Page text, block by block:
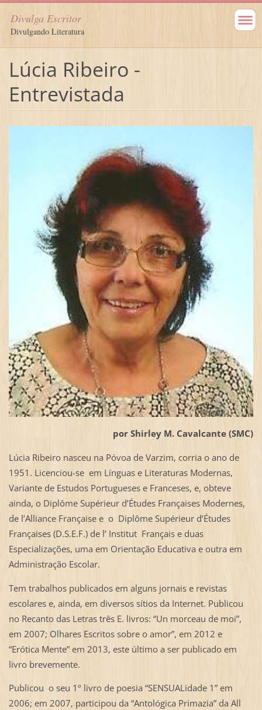
Divulga Escritor
Divulgando Literatura
Lúcia Ribeiro -
Entrevistada
por Shirley M. Cavalcante (SMC)
Lúcia Ribeiro nasceu na Póvoa de Varzim, corria o ano de
1951. Licenciou-se em Línguas e Literaturas Modernas,
Variante de Estudos Portugueses e Franceses, e, obteve
ainda, o Diplôme Supérieur d’Études Françaises Modernes,
de l’Alliance Française e o Diplôme Supérieur d’Études
Françaises (D.S.E.F.) de l’ Institut Français e duas
Especializações, uma em Orientação Educativa e outra em
Administração Escolar.
Tem trabalhos publicados em alguns jornais e revistas
escolares e, ainda, em diversos sítios da Internet. Publicou
no Recanto das Letras três E. livros: “Un morceau de moi”,
em 2007; Olhares Escritos sobre o amor”, em 2012 e
“Erótica Mente” em 2013, este último a ser publicado em
livro brevemente.
Publicou o seu 1º livro de poesia “SENSUALidade 1” em
2006; em 2007, participou da “Antológica Primazia” da All